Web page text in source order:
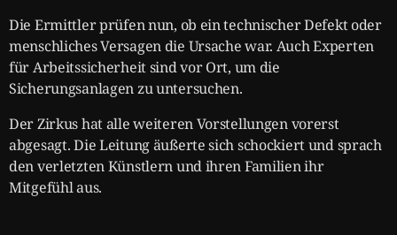
Die Ermittler prüfen nun, ob ein technischer Defekt oder
menschliches Versagen die Ursache war. Auch Experten
für Arbeitssicherheit sind vor Ort, um die
Sicherungsanlagen zu untersuchen.
Der Zirkus hat alle weiteren Vorstellungen vorerst
abgesagt. Die Leitung äußerte sich schockiert und sprach
den verletzten Künstlern und ihren Familien ihr
Mitgefühl aus.